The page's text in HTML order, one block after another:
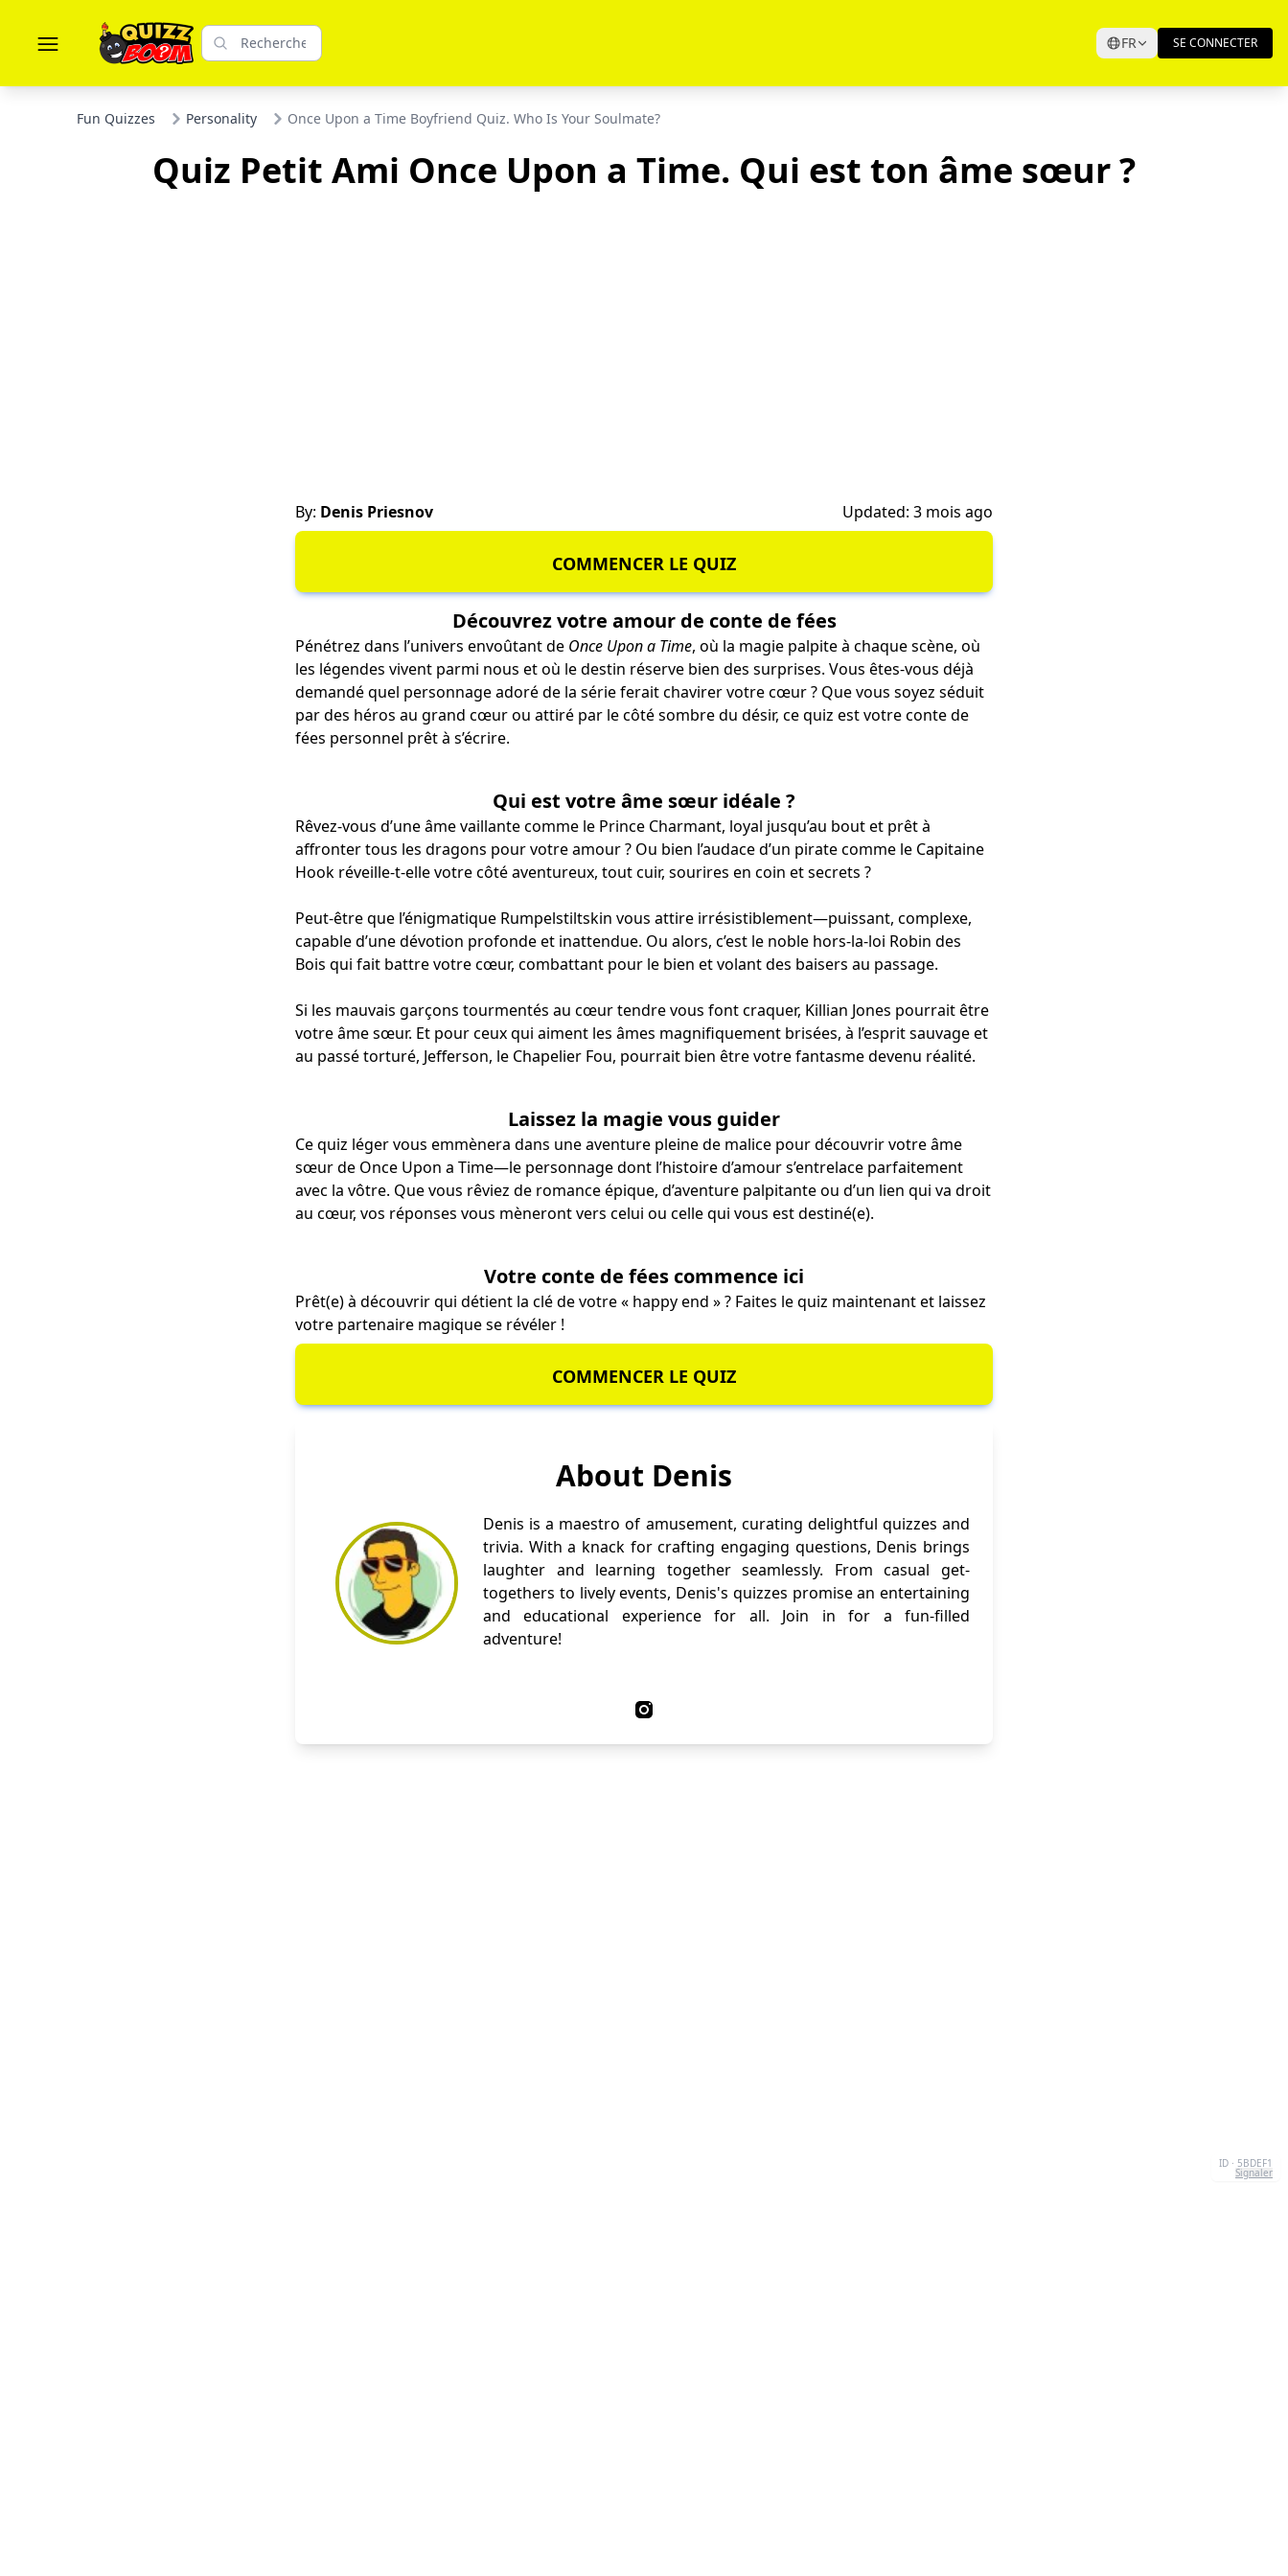
FR SE CONNECTER
Fun Quizzes Personality Once Upon a Time Boyfriend Quiz. Who Is Your Soulmate?
Quiz Petit Ami Once Upon a Time. Qui est ton âme sœur ?
By: Denis Priesnov Updated: 3 mois ago
COMMENCER LE QUIZ
Découvrez votre amour de conte de fées
Pénétrez dans l’univers envoûtant de Once Upon a Time, où la magie palpite à chaque scène, où
les légendes vivent parmi nous et où le destin réserve bien des surprises. Vous êtes-vous déjà
demandé quel personnage adoré de la série ferait chavirer votre cœur ? Que vous soyez séduit
par des héros au grand cœur ou attiré par le côté sombre du désir, ce quiz est votre conte de
fées personnel prêt à s’écrire.
Qui est votre âme sœur idéale ?
Rêvez-vous d’une âme vaillante comme le Prince Charmant, loyal jusqu’au bout et prêt à
affronter tous les dragons pour votre amour ? Ou bien l’audace d’un pirate comme le Capitaine
Hook réveille-t-elle votre côté aventureux, tout cuir, sourires en coin et secrets ?
Peut-être que l’énigmatique Rumpelstiltskin vous attire irrésistiblement—puissant, complexe,
capable d’une dévotion profonde et inattendue. Ou alors, c’est le noble hors-la-loi Robin des
Bois qui fait battre votre cœur, combattant pour le bien et volant des baisers au passage.
Si les mauvais garçons tourmentés au cœur tendre vous font craquer, Killian Jones pourrait être
votre âme sœur. Et pour ceux qui aiment les âmes magnifiquement brisées, à l’esprit sauvage et
au passé torturé, Jefferson, le Chapelier Fou, pourrait bien être votre fantasme devenu réalité.
Laissez la magie vous guider
Ce quiz léger vous emmènera dans une aventure pleine de malice pour découvrir votre âme
sœur de Once Upon a Time—le personnage dont l’histoire d’amour s’entrelace parfaitement
avec la vôtre. Que vous rêviez de romance épique, d’aventure palpitante ou d’un lien qui va droit
au cœur, vos réponses vous mèneront vers celui ou celle qui vous est destiné(e).
Votre conte de fées commence ici
Prêt(e) à découvrir qui détient la clé de votre « happy end » ? Faites le quiz maintenant et laissez
votre partenaire magique se révéler !
COMMENCER LE QUIZ
About Denis
Denis is a maestro of amusement, curating delightful quizzes and
trivia. With a knack for crafting engaging questions, Denis brings
laughter and learning together seamlessly. From casual get-
togethers to lively events, Denis's quizzes promise an entertaining
and educational experience for all. Join in for a fun-filled
adventure!
ID · 5BDEF1
Signaler